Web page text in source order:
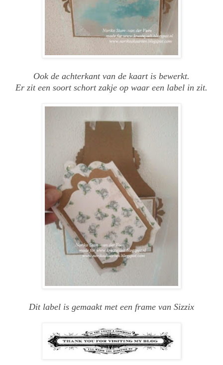
Ook de achterkant van de kaart is bewerkt.
Er zit een soort schort zakje op waar een label in zit.
Dit label is gemaakt met een frame van Sizzix